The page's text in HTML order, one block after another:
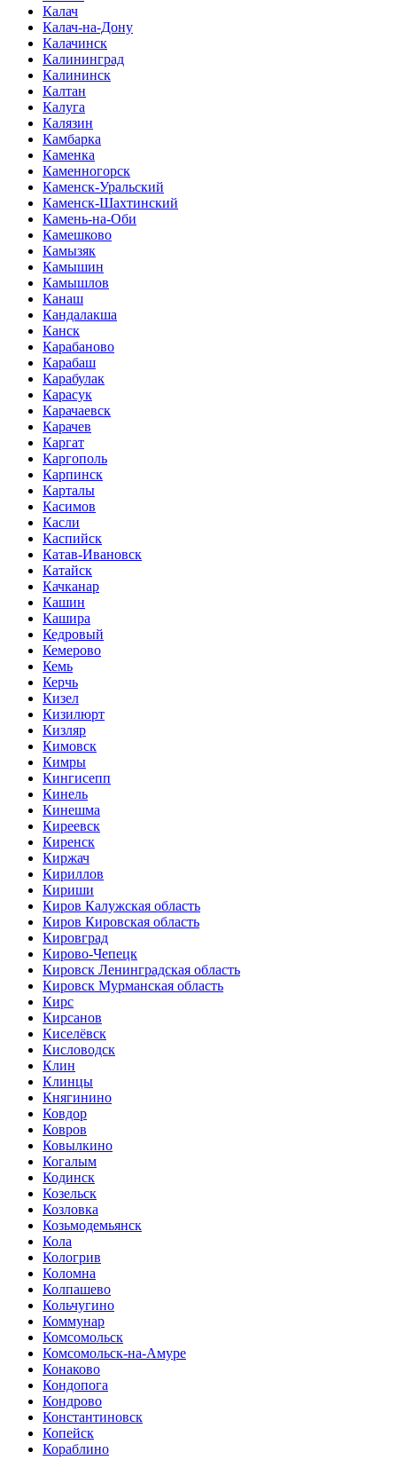
Калач
Калач-на-Дону
Калачинск
Калининград
Калининск
Калтан
Калуга
Калязин
Камбарка
Каменка
Каменногорск
Каменск-Уральский
Каменск-Шахтинский
Камень-на-Оби
Камешково
Камызяк
Камышин
Камышлов
Канаш
Кандалакша
Канск
Карабаново
Карабаш
Карабулак
Карасук
Карачаевск
Карачев
Каргат
Каргополь
Карпинск
Карталы
Касимов
Касли
Каспийск
Катав-Ивановск
Катайск
Качканар
Кашин
Кашира
Кедровый
Кемерово
Кемь
Керчь
Кизел
Кизилюрт
Кизляр
Кимовск
Кимры
Кингисепп
Кинель
Кинешма
Киреевск
Киренск
Киржач
Кириллов
Кириши
Киров Калужская область
Киров Кировская область
Кировград
Кирово-Чепецк
Кировск Ленинградская область
Кировск Мурманская область
Кирс
Кирсанов
Киселёвск
Кисловодск
Клин
Клинцы
Княгинино
Ковдор
Ковров
Ковылкино
Когалым
Кодинск
Козельск
Козловка
Козьмодемьянск
Кола
Кологрив
Коломна
Колпашево
Кольчугино
Коммунар
Комсомольск
Комсомольск-на-Амуре
Конаково
Кондопога
Кондрово
Константиновск
Копейск
Кораблино